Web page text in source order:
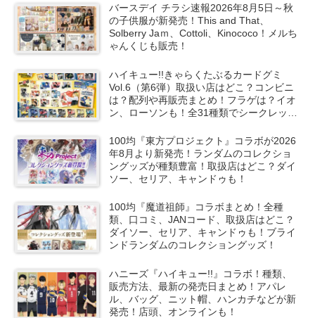
バースデイ チラシ速報2026年8月5日～秋
の子供服が新発売！This and That、
Solberry Jaｍ、Cottoli、Kinococo！メルち
ゃんくじも販売！
ハイキュー!!きゃらくたぶるカードグミ
Vol.6（第6弾）取扱い店はどこ？コンビニ
は？配列や再販売まとめ！フラゲは？イオ
ン、ローソンも！全31種類でシークレット
100均『東方プロジェクト』コラボが2026
年8月より新発売！ランダムのコレクショ
ングッズが種類豊富！取扱店はどこ？ダイ
ソー、セリア、キャンドゥも！
100均『魔道祖師』コラボまとめ！全種
類、口コミ、JANコード、取扱店はどこ？
ダイソー、セリア、キャンドゥも！ブライ
ンドランダムのコレクショングッズ！
ハニーズ『ハイキュー!!』コラボ！種類、
販売方法、最新の発売日まとめ！アパレ
ル、バッグ、ニット帽、ハンカチなどが新
発売！店頭、オンラインも！